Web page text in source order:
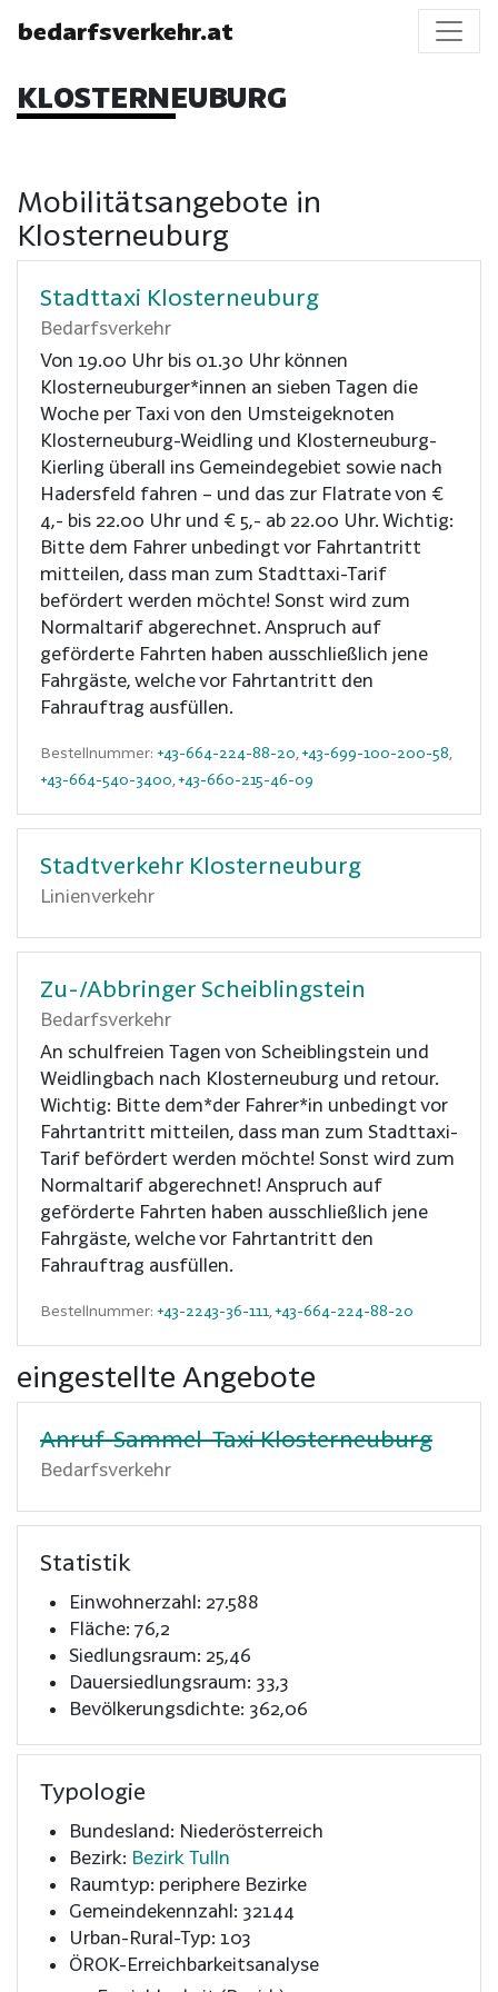
bedarfsverkehr.at
KLOSTERNEUBURG
Mobilitätsangebote in
Klosterneuburg
Stadttaxi Klosterneuburg
Bedarfsverkehr
Von 19.00 Uhr bis 01.30 Uhr können
Klosterneuburger*innen an sieben Tagen die
Woche per Taxi von den Umsteigeknoten
Klosterneuburg-Weidling und Klosterneuburg-
Kierling überall ins Gemeindegebiet sowie nach
Hadersfeld fahren – und das zur Flatrate von €
4,- bis 22.00 Uhr und € 5,- ab 22.00 Uhr. Wichtig:
Bitte dem Fahrer unbedingt vor Fahrtantritt
mitteilen, dass man zum Stadttaxi-Tarif
befördert werden möchte! Sonst wird zum
Normaltarif abgerechnet. Anspruch auf
geförderte Fahrten haben ausschließlich jene
Fahrgäste, welche vor Fahrtantritt den
Fahrauftrag ausfüllen.
Bestellnummer: +43-664-224-88-20 +43-699-100-200-58
+43-664-540-3400 +43-660-215-46-09
Stadtverkehr Klosterneuburg
Linienverkehr
Zu-/Abbringer Scheiblingstein
Bedarfsverkehr
An schulfreien Tagen von Scheiblingstein und
Weidlingbach nach Klosterneuburg und retour.
Wichtig: Bitte dem*der Fahrer*in unbedingt vor
Fahrtantritt mitteilen, dass man zum Stadttaxi-
Tarif befördert werden möchte! Sonst wird zum
Normaltarif abgerechnet! Anspruch auf
geförderte Fahrten haben ausschließlich jene
Fahrgäste, welche vor Fahrtantritt den
Fahrauftrag ausfüllen.
Bestellnummer: +43-2243-36-111 +43-664-224-88-20
eingestellte Angebote
Anruf-Sammel-Taxi Klosterneuburg
Bedarfsverkehr
Statistik
Einwohnerzahl: 27.588
Fläche: 76,2
Siedlungsraum: 25,46
Dauersiedlungsraum: 33,3
Bevölkerungsdichte: 362,06
Typologie
Bundesland: Niederösterreich
Bezirk: Bezirk Tulln
Raumtyp: periphere Bezirke
Gemeindekennzahl: 32144
Urban-Rural-Typ: 103
ÖROK-Erreichbarkeitsanalyse